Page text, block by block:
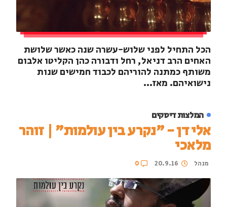
הכל התחיל לפני שלוש-עשרה שנה כאשר שלושת
האחים הרב דניאל, רחל ודבורה כהן הקליטו אלבום
משותף כמתנה להוריהם לכבוד חמישים שנות
נישואיהם. מאז...
המלצות דיסקים
אלי דן - "נקרע בין עולמות" | זוהר
מלאכי
מנהל 20.9.16
0